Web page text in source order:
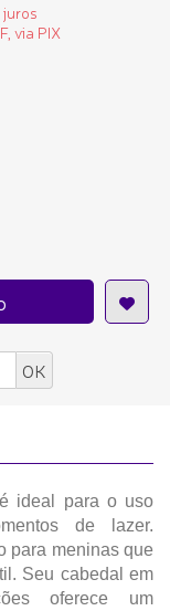
via PIX
ideal para o uso
de lazer.
para meninas que
Seu cabedal em
oferece um